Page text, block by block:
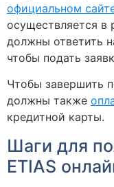
официальном
осуществляется в
должны ответить
чтобы подать
Чтобы завершить
должны также
кредитной карты.
Шаги для
ETIAS